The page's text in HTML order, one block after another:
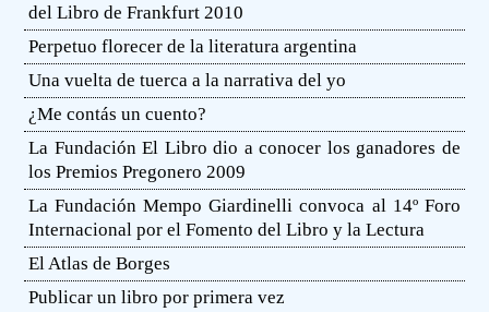
del Libro de Frankfurt 2010
Perpetuo florecer de la literatura argentina
Una vuelta de tuerca a la narrativa del yo
¿Me contás un cuento?
La Fundación El Libro dio a conocer los ganadores de
los Premios Pregonero 2009
La Fundación Mempo Giardinelli convoca al 14º Foro
Internacional por el Fomento del Libro y la Lectura
El Atlas de Borges
Publicar un libro por primera vez